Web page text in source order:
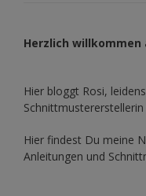
Herzlich willkommen
Hier bloggt Rosi,
Hier findest Du meine
Anleitungen und